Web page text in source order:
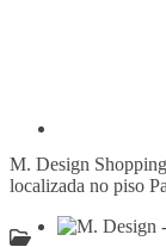
M. Design
localizada no piso